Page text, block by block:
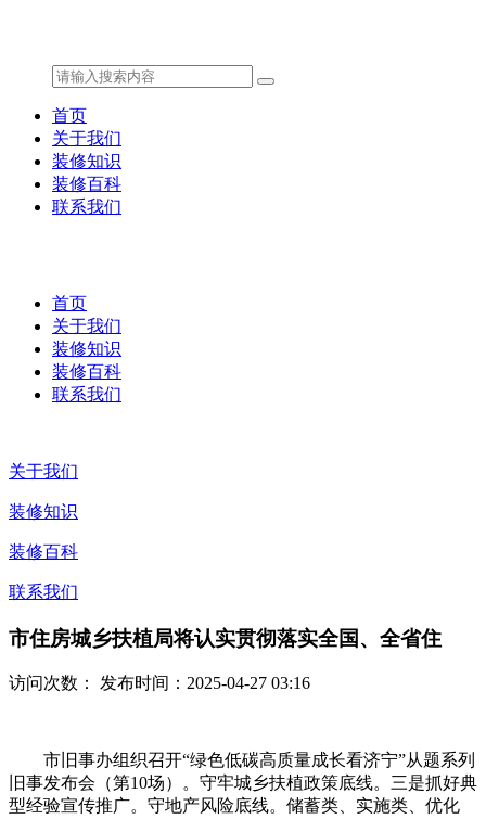
首页
关于我们
装修知识
装修百科
联系我们
首页
关于我们
装修知识
装修百科
联系我们
关于我们
装修知识
装修百科
联系我们
市住房城乡扶植局将认实贯彻落实全国、全省住
访问次数： 发布时间：2025-04-27 03:16
市旧事办组织召开“绿色低碳高质量成长看济宁”从题系列
旧事发布会（第10场）。守牢城乡扶植政策底线。三是抓好典
型经验宣传推广。守地产风险底线。储蓄类、实施类、优化